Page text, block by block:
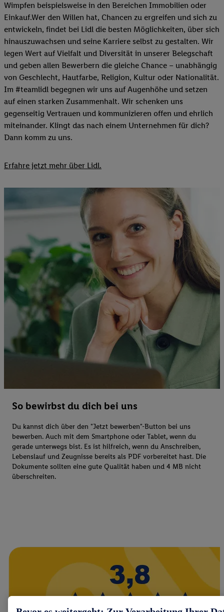
Wimpfen beispielsweise in den Bereichen Immobilien oder
Einkauf.Wer den Willen hat, Chancen zu ergreifen und sich zu
entwickeln, findet bei Lidl die besten Möglichkeiten, über sich
hinauszuwachsen und seine Karriere selbst zu gestalten. Wir
legen Wert auf Vielfalt und Diversität in unserer Belegschaft
und geben allen Bewerbern die gleiche Chance – unabhängig
von Geschlecht, Hautfarbe, Religion, Kultur oder Nationalität.
Im #teamlidl begegnen wir uns auf Augenhöhe und setzen
auf einen starken Zusammenhalt. Wir schenken uns
gegenseitig Vertrauen und kommunizieren offen und ehrlich
miteinander. Klingt das nach einem Unternehmen für dich?
Dann komm zu uns.​
Erfahre jetzt mehr über Lidl.
So bewirbst du dich bei uns
Du kannst dich über den "Jetzt bewerben"-Button bei uns
bewerben. Auch mit dem Smartphone oder Tablet, wenn du
gerade unterwegs bist. Es ist hilfreich, wenn du Anschreiben,
Lebenslauf und Zeugnisse bereits als PDF vorbereitet hast. Die
Dokumente sollten eine gute Qualität haben und 4 MB nicht
überschreiten.